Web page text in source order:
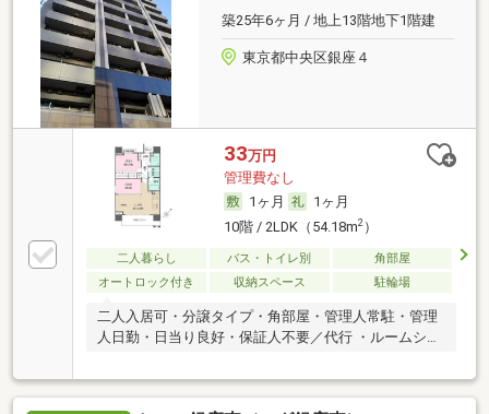
築25年6ヶ月 / 地上13階地下1階建
東京都中央区銀座４
33万円
管理費なし
1ヶ月
1ヶ月
10階 / 2LDK（54.18m2）
二人暮らし バス・トイレ別
角部屋
オートロック付き
収納スペース 駐輪場
二人入居可・分譲タイプ・角部屋・管理人常駐・管理
人日勤・日当り良好・保証人不要／代行 ・ルームシェ